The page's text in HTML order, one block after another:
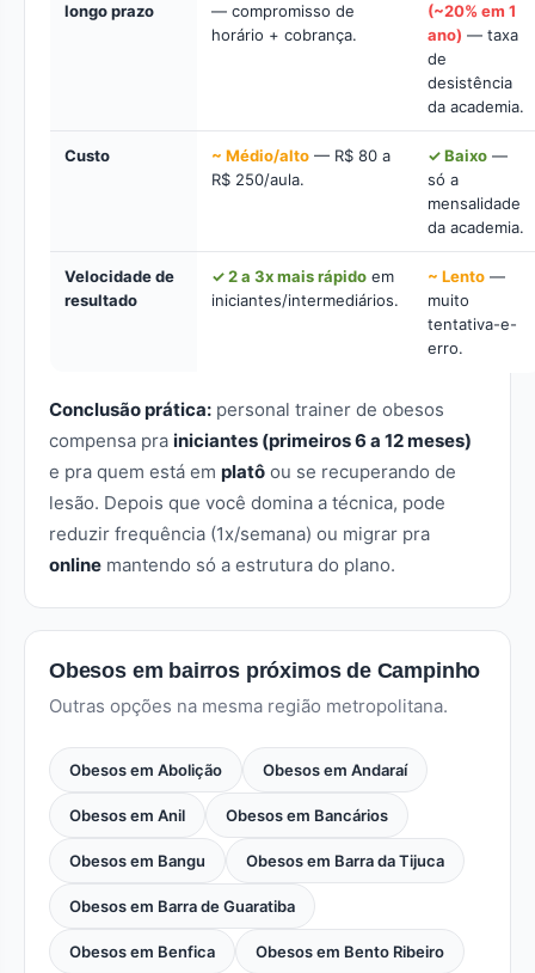
longo prazo
— compromisso de
horário + cobrança.
(~20% em 1
ano) — taxa
de
desistência
da academia.
Custo ~ Médio/alto — R$ 80 a
R$ 250/aula.
✓ Baixo —
só a
mensalidade
da academia.
Velocidade de
resultado
✓ 2 a 3x mais rápido em
iniciantes/intermediários.
~ Lento —
muito
tentativa-e-
erro.
Conclusão prática: personal trainer de obesos
compensa pra iniciantes (primeiros 6 a 12 meses)
e pra quem está em platô ou se recuperando de
lesão. Depois que você domina a técnica, pode
reduzir frequência (1x/semana) ou migrar pra
online mantendo só a estrutura do plano.
Obesos em bairros próximos de Campinho
Outras opções na mesma região metropolitana.
Obesos em Abolição Obesos em Andaraí
Obesos em Anil Obesos em Bancários
Obesos em Bangu Obesos em Barra da Tijuca
Obesos em Barra de Guaratiba
Obesos em Benfica Obesos em Bento Ribeiro